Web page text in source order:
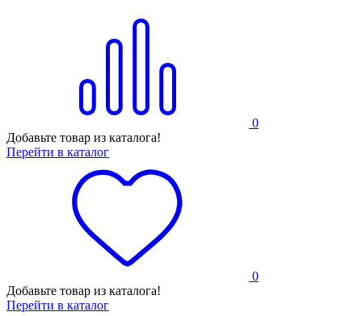
0
Добавьте товар из каталога!
Перейти в каталог
0
Добавьте товар из каталога!
Перейти в каталог